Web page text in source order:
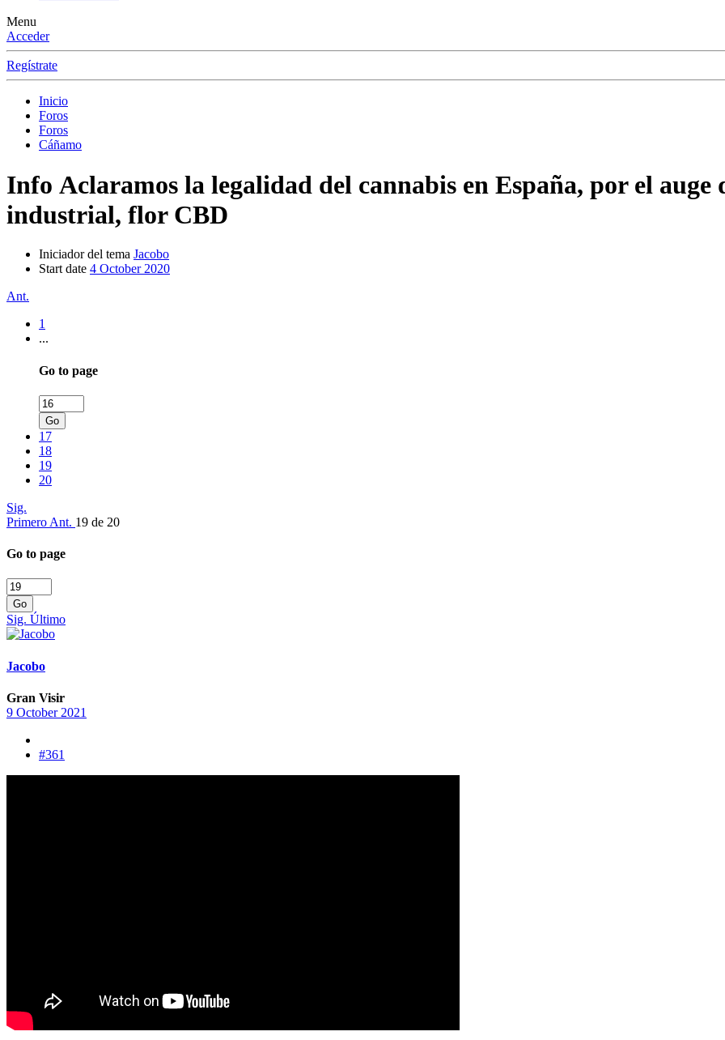
Menu
Acceder
Regístrate
Inicio
Foros
Foros
Cáñamo
Info Aclaramos la legalidad del cannabis en España, por el auge
industrial, flor CBD
Iniciador del tema Jacobo
Start date 4 October 2020
Ant.
1
...
Go to page
Go
17
18
19
20
Sig.
Primero Ant. 19 de 20
Go to page
Go
Sig. Último
Jacobo
Gran Visir
9 October 2021
#361